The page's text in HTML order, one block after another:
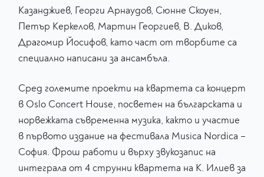
Казанджиев, Георги Арнаудов, Сюнне Скоуен,
Петър Керкелов, Мартин Георгиев, В. Диков,
Драгомир Йосифов, като част от творбите са
специално написани за ансамбъла.
Сред големите проекти на квартета са концерт
в Oslo Concert House, посветен на българската и
норвежката съвременна музика, както и участие
в първото издание на фестивала Musica Nordica –
София. Фрош работи и върху звукозапис на
интеграла от 4 струнни квартета на К. Илиев за